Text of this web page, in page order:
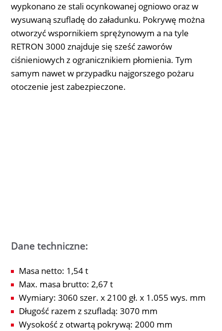
wypkonano ze stali ocynkowanej ogniowo oraz w
wysuwaną szufladę do załadunku. Pokrywę można
otworzyć wspornikiem sprężynowym a na tyle
RETRON 3000 znajduje się sześć zaworów
ciśnieniowych z ogranicznikiem płomienia. Tym
samym nawet w przypadku najgorszego pożaru
otoczenie jest zabezpieczone.
Dane techniczne:
Masa netto: 1,54 t
Max. masa brutto: 2,67 t
Wymiary: 3060 szer. x 2100 gł. x 1.055 wys. mm
Długość razem z szufladą: 3070 mm
Wysokość z otwartą pokrywą: 2000 mm